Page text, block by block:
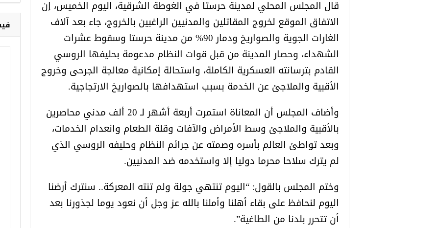
قال المجلس المحلي لمدينة حرستا في الغوطة الشرقية، اليوم الخميس، إن
الاتفاق الموقع لخروج المقاتلين والمدنيين الراغبين بالخروج، جاء بعد آلاف
الغارات الجوية والصواريخ ودمار 90% من مدينة حرستا وسقوط عشرات
الشهداء، وحصار المدينة من قبل قوات النظام مدعومة بحليفها الروسي
القادم بترسانته العسكرية الكاملة، واستحالة إمكانية معالجة الجرحى وخروج
الأقبية والملاجئ عن الخدمة بسبب استهدافها بالصواريخ الارتجاجية.
وأضاف المجلس أن المعاناة استمرت أربعة أشهر لـ 20 ألف مدني محاصرين
بالأقبية والملاجئ وسط الأمراض والآفات وقلة الطعام وانعدام الخدمات،
وبعد تواطئ العالم بأسره وصمته عن جرائم النظام وحليفه الروسي الذي
لم يترك سلاحا محرما دوليا إلا واستخدمه ضد المدنيين.
وختم المجلس بالقول: “اليوم تنتهي جولة ولم تنته المعركة.. سنترك أرضنا
اليوم لنحافظ على بقاء أهلنا وأملنا بالله عز وجل أن نعود يوما لجذورنا بعد
أن تتحرر بلدنا من الطاغية”.